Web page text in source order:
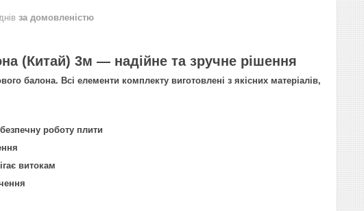
за домовленістю
(Китай) 3м — надійне та зручне рішення
балона. Всі елементи комплекту виготовлені з якісних матеріалів,
роботу плити
витокам